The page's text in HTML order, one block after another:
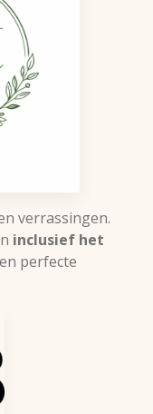
verrassingen.
inclusief het
perfecte